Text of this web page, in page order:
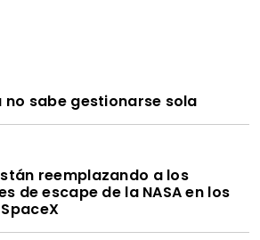
no sabe gestionarse sola
reemplazando a los
de escape de la NASA en los